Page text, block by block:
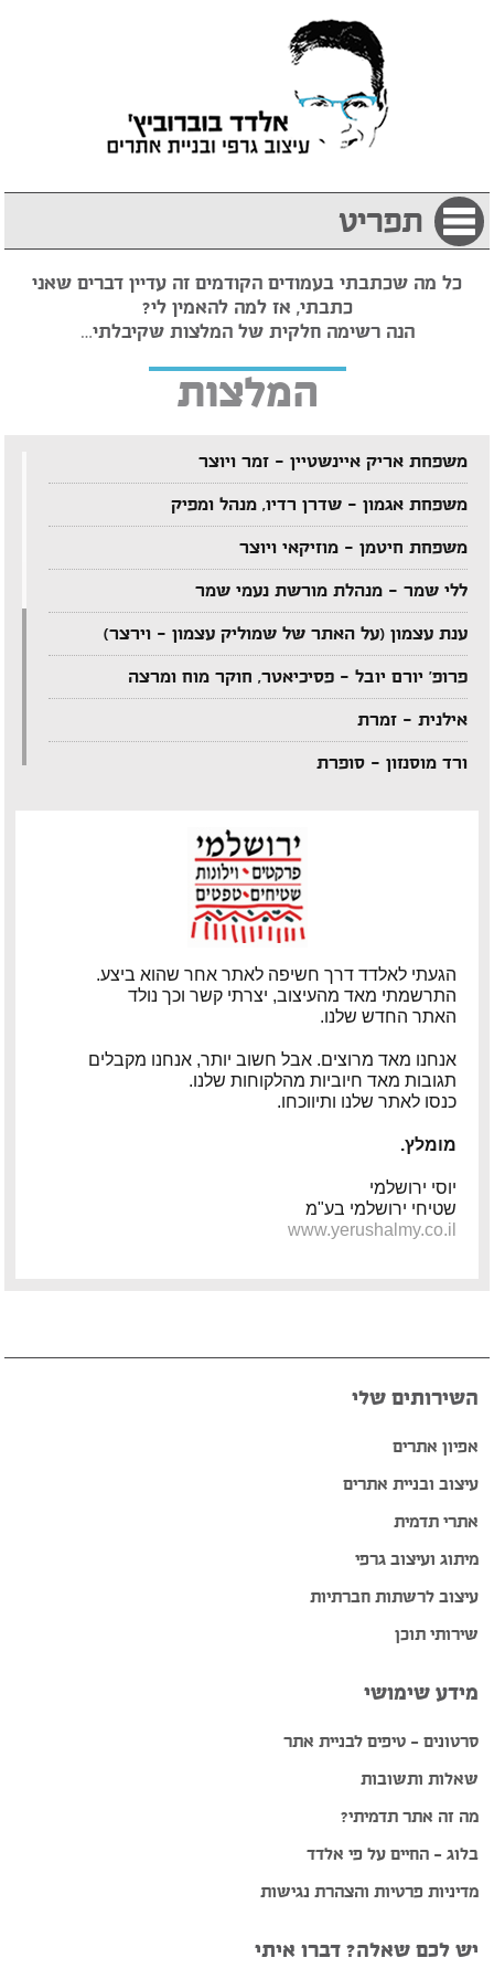
תפריט
כל מה שכתבתי בעמודים הקודמים זה עדיין דברים שאני
כתבתי, אז למה להאמין לי?
הנה רשימה חלקית של המלצות שקיבלתי…
המלצות
משפחת אריק איינשטיין – זמר ויוצר
משפחת אגמון – שדרן רדיו, מנהל ומפיק
משפחת חיטמן – מוזיקאי ויוצר
ללי שמר – מנהלת מורשת נעמי שמר
ענת עצמון (על האתר של שמוליק עצמון – וירצר)
פרופ' יורם יובל – פסיכיאטר, חוקר מוח ומרצה
אילנית – זמרת
ורד מוסנזון – סופרת
אביהו מדינה – מוזיקאי ויוצר
יענקל'ה רוטבליט – איש כותב
צדי צרפתי – במאי תיאטרון וטלוויזיה
אבי בללי – מוזיקאי ויוצר
פיטר רוט – מוזיקאי ויוצר
דודי לוי – מוזיקאי, גיטריסט ויוצר
הגעתי לאלדד דרך חשיפה לאתר אחר שהוא ביצע.
התרשמתי מאד מהעיצוב, יצרתי קשר וכך נולד
האתר החדש שלנו.
אנחנו מאד מרוצים. אבל חשוב יותר, אנחנו מקבלים
תגובות מאד חיוביות מהלקוחות שלנו.
כנסו לאתר שלנו ותיווכחו.
מומלץ.
יוסי ירושלמי
שטיחי ירושלמי בע"מ
www.yerushalmy.co.il
השירותים שלי
אפיון אתרים
עיצוב ובניית אתרים
אתרי תדמית
מיתוג ועיצוב גרפי
עיצוב לרשתות חברתיות
שירותי תוכן
מידע שימושי
סרטונים – טיפים לבניית אתר
שאלות ותשובות
מה זה אתר תדמיתי?
בלוג – החיים על פי אלדד
מדיניות פרטיות והצהרת נגישות
יש לכם שאלה? דברו איתי